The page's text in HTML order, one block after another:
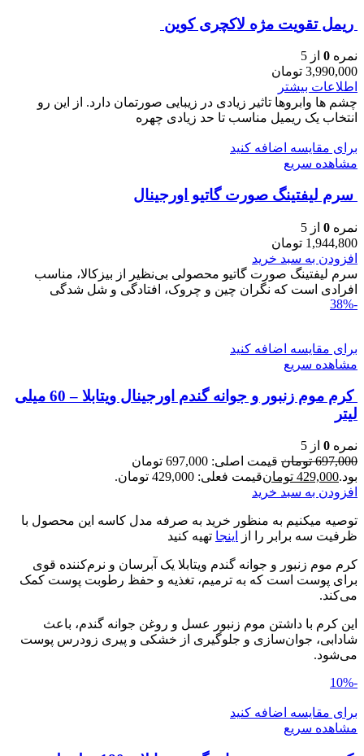
ريمل تقويت مژه لاكچری كوين
نمره 0 از 5
3,990,000 تومان
اطلاعات بیشتر
چشم ها وابروها تاثیر زیادی در زیبایی صورتمان دارد. از این رو
انتخاب یک ریمیل مناسب تا حد زیادی چهره
برای مقایسه اضافه کنید
مشاهده سریع
سرم ليفتينگ صورت گاتیو اورجینال
نمره 0 از 5
1,944,800 تومان
افزودن به سبد خرید
سرم ليفتينگ صورت گاتیو محصولی بی‌نظیر از بیزکالا، مناسب
افرادی است که نگران چین و چروک، افتادگی و شل‌ شدگی
-38%
برای مقایسه اضافه کنید
مشاهده سریع
کرم موم زنبور و جوانه گندم اورجینال ویتابلا – 60 میلی
لیتر
نمره 0 از 5
697,000 تومان
قیمت اصلی: 697,000 تومان
بود.429,000 تومانقیمت فعلی: 429,000 تومان.
افزودن به سبد خرید
توصیه میکنیم به منظور خرید به صرفه مدل کاسه این محصول با
ظرفیت سه برابر را از
اینجا تهیه کنید
کرم موم زنبور و جوانه گندم ویتابلا یک آبرسان و نرم‌کننده قوی
برای پوست است که به ترمیم، تغذیه و حفظ رطوبت پوست کمک
می‌کند.
این کرم با داشتن موم زنبور عسل و روغن جوانه گندم، باعث
شادابی، جوان‌سازی و جلوگیری از خشکی و پیری زودرس پوست
می‌شود.
-10%
برای مقایسه اضافه کنید
مشاهده سریع